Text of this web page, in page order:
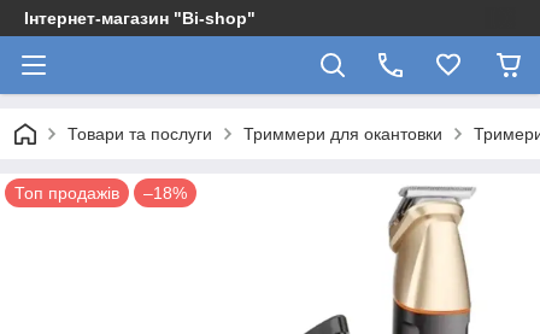
Інтернет-магазин "Bi-shop"
Товари та послуги Триммери для окантовки
Топ продажів –18%